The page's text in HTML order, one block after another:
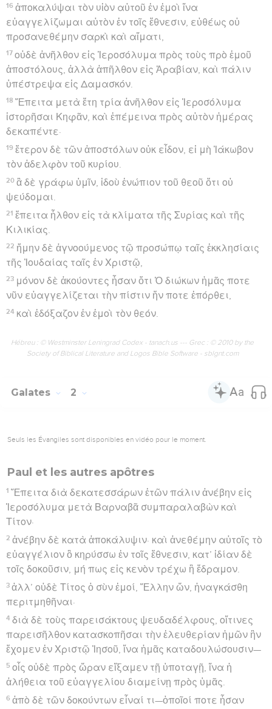
16 ἀποκαλύψαι τὸν υἱὸν αὐτοῦ ἐν ἐμοὶ ἵνα
εὐαγγελίζωμαι αὐτὸν ἐν τοῖς ἔθνεσιν, εὐθέως οὐ
προσανεθέμην σαρκὶ καὶ αἵματι,
17 οὐδὲ ἀνῆλθον εἰς Ἱεροσόλυμα πρὸς τοὺς πρὸ ἐμοῦ
ἀποστόλους, ἀλλὰ ἀπῆλθον εἰς Ἀραβίαν, καὶ πάλιν
ὑπέστρεψα εἰς Δαμασκόν.
18 Ἔπειτα μετὰ ἔτη τρία ἀνῆλθον εἰς Ἱεροσόλυμα
ἱστορῆσαι Κηφᾶν, καὶ ἐπέμεινα πρὸς αὐτὸν ἡμέρας
δεκαπέντε·
19 ἕτερον δὲ τῶν ἀποστόλων οὐκ εἶδον, εἰ μὴ Ἰάκωβον
τὸν ἀδελφὸν τοῦ κυρίου.
20 ἃ δὲ γράφω ὑμῖν, ἰδοὺ ἐνώπιον τοῦ θεοῦ ὅτι οὐ
ψεύδομαι.
21 ἔπειτα ἦλθον εἰς τὰ κλίματα τῆς Συρίας καὶ τῆς
Κιλικίας.
22 ἤμην δὲ ἀγνοούμενος τῷ προσώπῳ ταῖς ἐκκλησίαις
τῆς Ἰουδαίας ταῖς ἐν Χριστῷ,
23 μόνον δὲ ἀκούοντες ἦσαν ὅτι Ὁ διώκων ἡμᾶς ποτε
νῦν εὐαγγελίζεται τὴν πίστιν ἥν ποτε ἐπόρθει,
24 καὶ ἐδόξαζον ἐν ἐμοὶ τὸν θεόν.
Hébreu : © Westminster Leningrad Codex - tanach.us --- Grec : © 2010 by the
Society of Biblical Literature and Logos Bible Software - sblgnt.com
Galates 2
Seuls les Évangiles sont disponibles en vidéo pour le moment.
Paul et les autres apôtres
1 Ἔπειτα διὰ δεκατεσσάρων ἐτῶν πάλιν ἀνέβην εἰς
Ἱεροσόλυμα μετὰ Βαρναβᾶ συμπαραλαβὼν καὶ
Τίτον·
2 ἀνέβην δὲ κατὰ ἀποκάλυψιν· καὶ ἀνεθέμην αὐτοῖς τὸ
εὐαγγέλιον ὃ κηρύσσω ἐν τοῖς ἔθνεσιν, κατ’ ἰδίαν δὲ
τοῖς δοκοῦσιν, μή πως εἰς κενὸν τρέχω ἢ ἔδραμον.
3 ἀλλ’ οὐδὲ Τίτος ὁ σὺν ἐμοί, Ἕλλην ὤν, ἠναγκάσθη
περιτμηθῆναι·
4 διὰ δὲ τοὺς παρεισάκτους ψευδαδέλφους, οἵτινες
παρεισῆλθον κατασκοπῆσαι τὴν ἐλευθερίαν ἡμῶν ἣν
ἔχομεν ἐν Χριστῷ Ἰησοῦ, ἵνα ἡμᾶς καταδουλώσουσιν—
5 οἷς οὐδὲ πρὸς ὥραν εἴξαμεν τῇ ὑποταγῇ, ἵνα ἡ
ἀλήθεια τοῦ εὐαγγελίου διαμείνῃ πρὸς ὑμᾶς.
6 ἀπὸ δὲ τῶν δοκούντων εἶναί τι—ὁποῖοί ποτε ἦσαν